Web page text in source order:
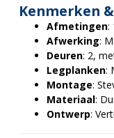
Kenmerken
Afmetingen:
Afwerking:
Deuren: 2,
Legplanken:
Montage:
Materiaal:
Ontwerp: